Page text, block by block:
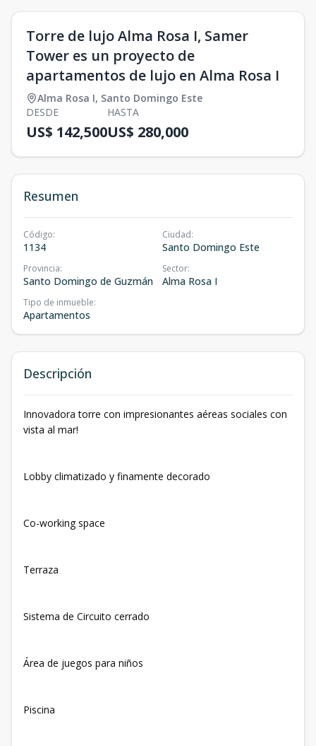
Torre de lujo Alma Rosa I, Samer
Tower es un proyecto de
apartamentos de lujo en Alma Rosa I
Alma Rosa I, Santo Domingo Este
DESDE
US$ 142,500
HASTA
US$ 280,000
Resumen
Código:
1134
Ciudad:
Santo Domingo Este
Provincia:
Santo Domingo de Guzmán
Sector:
Alma Rosa I
Tipo de inmueble:
Apartamentos
Descripción
Innovadora torre con impresionantes aéreas sociales con
vista al mar!
Lobby climatizado y finamente decorado
Co-working space
Terraza
Sistema de Circuito cerrado
Área de juegos para niños
Piscina